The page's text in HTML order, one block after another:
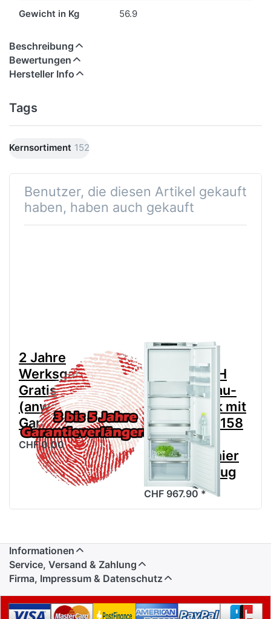
Gewicht in Kg 56.9
Beschreibung
Bewertungen
Hersteller Info
Tags
Kernsortiment 152
Benutzer, die diesen Artikel gekauft
haben, haben auch gekauft
2 Jahre
Werksgarantie
Gratis
(anwählen für
Garantieverlängerung)
CHF 0.00
Siemens
KI72LADE0H
iQ500 Einbau-
Kühlschrank mit
Gefrierfach 158
x 56 cm
Flachscharnier
mit Softeinzug
CHF 967.90 *
Informationen
Service, Versand & Zahlung
Firma, Impressum & Datenschutz